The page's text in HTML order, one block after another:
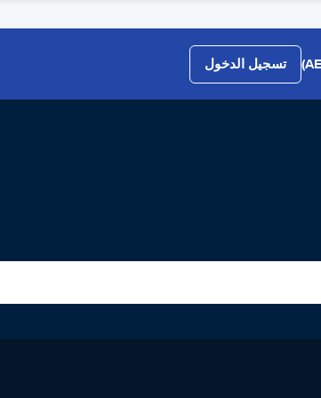
تسجيل الدخول